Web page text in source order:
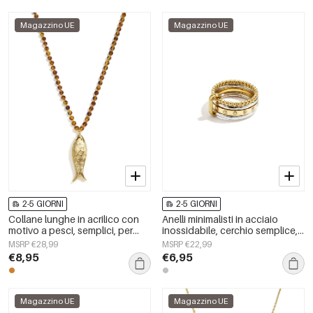
Magazzino UE
2-5 GIORNI
Collane lunghe in acrilico con
motivo a pesci, semplici, per
tutti i giorni, della serie Simple,
gioielli da donna.
MSRP €28,99
€8,95
Magazzino UE
2-5 GIORNI
Anelli minimalisti in acciaio
inossidabile, cerchio semplice,
serie Daily Simple, gioielli da
donna
MSRP €22,99
€6,95
Magazzino UE Magazzino UE